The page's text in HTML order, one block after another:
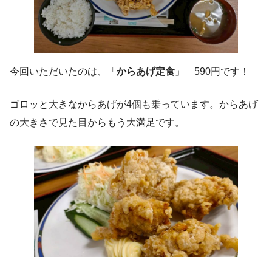
今回いただいたのは、「 からあげ定食 」 590円です！
ゴロッと大きなからあげが4個も乗っています。からあげ
の大きさで見た目からもう大満足です。